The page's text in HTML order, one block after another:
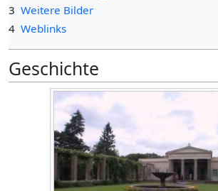
3 Weitere Bilder
4 Weblinks
Geschichte